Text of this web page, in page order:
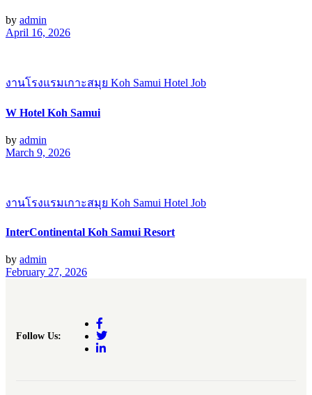
by admin
April 16, 2026
งานโรงแรมเกาะสมุย Koh Samui Hotel Job
W Hotel Koh Samui
by admin
March 9, 2026
งานโรงแรมเกาะสมุย Koh Samui Hotel Job
InterContinental Koh Samui Resort
by admin
February 27, 2026
Follow Us: